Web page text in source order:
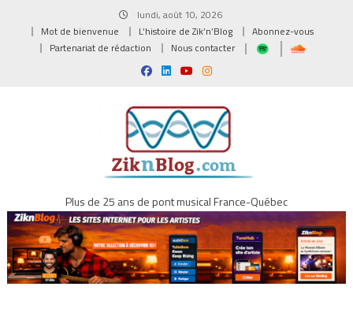
lundi, août 10, 2026
Mot de bienvenue
L’histoire de Zik’n’Blog
Abonnez-vous
Partenariat de rédaction
Nous contacter
Plus de 25 ans de pont musical France-Québec